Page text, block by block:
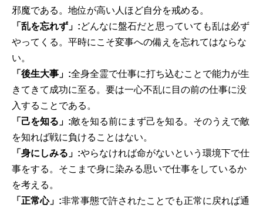
邪魔である。地位が高い人ほど自分を戒める。
「乱を忘れず」:どんなに盤石だと思っていても乱は必ず
やってくる。平時にこそ変事への備えを忘れてはならな
い。
「後生大事」:全身全霊で仕事に打ち込むことで能力が生
きてきて成功に至る。要は一心不乱に目の前の仕事に没
入することである。
「己を知る」:敵を知る前にまず己を知る。そのうえで敵
を知れば戦に負けることはない。
「身にしみる」:やらなければ命がないという環境下で仕
事をする。そこまで身に染みる思いで仕事をしているか
を考える。
「正常心」:非常事態で許されたことでも正常に戻れば通